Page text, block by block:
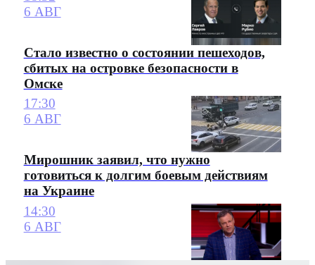
6 АВГ
Стало известно о состоянии пешеходов,
сбитых на островке безопасности в
Омске
17:30
6 АВГ
Мирошник заявил, что нужно
готовиться к долгим боевым действиям
на Украине
14:30
6 АВГ